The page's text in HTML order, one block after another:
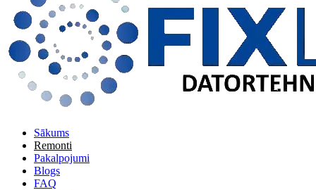
Sākums
Remonti
Pakalpojumi
Blogs
FAQ